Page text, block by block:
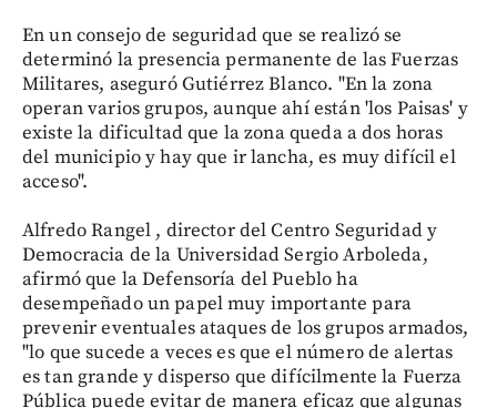
En un consejo de seguridad que se realizó se
determinó la presencia permanente de las Fuerzas
Militares, aseguró Gutiérrez Blanco. "En la zona
operan varios grupos, aunque ahí están 'los Paisas' y
existe la dificultad que la zona queda a dos horas
del municipio y hay que ir lancha, es muy difícil el
acceso".
Alfredo Rangel , director del Centro Seguridad y
Democracia de la Universidad Sergio Arboleda,
afirmó que la Defensoría del Pueblo ha
desempeñado un papel muy importante para
prevenir eventuales ataques de los grupos armados,
"lo que sucede a veces es que el número de alertas
es tan grande y disperso que difícilmente la Fuerza
Pública puede evitar de manera eficaz que algunas